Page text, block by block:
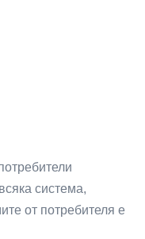
система,
от потребителя е